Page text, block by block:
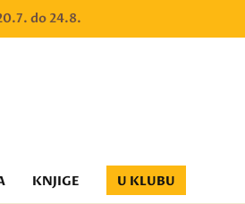
do 24.8.
KNJIGE U KLUBU